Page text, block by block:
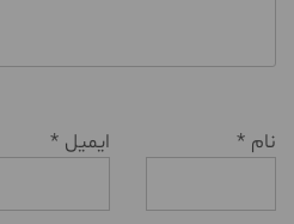
نام * ایمیل*